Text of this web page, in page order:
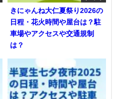
きにゃんね大仁夏祭り2026の
日程・花火時間や屋台は？駐
車場やアクセスや交通規制
は？